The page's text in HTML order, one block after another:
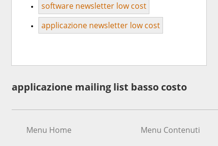
software newsletter low cost
applicazione newsletter low cost
applicazione mailing list basso costo
Menu Home Menu Contenuti